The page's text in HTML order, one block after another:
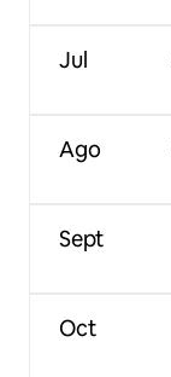
Jul
Ago
Sept
Oct